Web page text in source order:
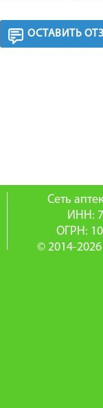
ОСТАВИТЬ
Сеть
ИНН:
ОГРН:
© 2014-